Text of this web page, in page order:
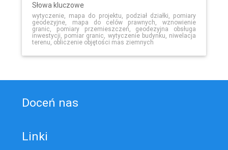
Słowa kluczowe
wytyczenie, mapa do projektu, podział działki, pomiary
geodezyjne, mapa do celów prawnych, wznowienie
granic, pomiary przemieszczeń, geodezyjna obsługa
inwestycji, pomiar granic, wytyczenie budynku, niwelacja
terenu, obliczenie objętości mas ziemnych
Doceń nas
Linki